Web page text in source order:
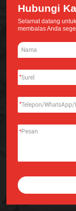
Hubungi
Selamat datang
membalas Anda
*
*
*